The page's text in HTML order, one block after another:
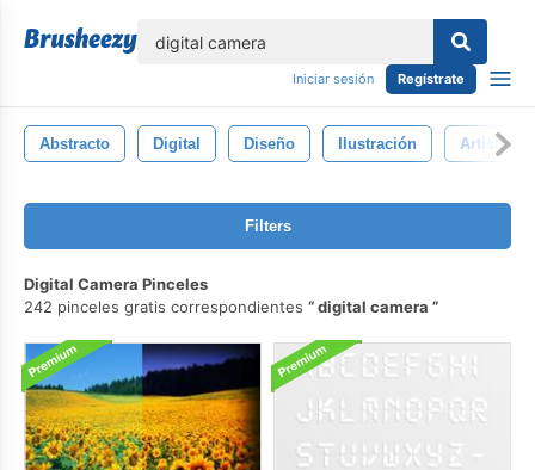
Iniciar sesión Regístrate
Abstracto Digital Diseño Ilustración Artístico
Filters
Digital Camera Pinceles
242 pinceles gratis correspondientes
digital camera